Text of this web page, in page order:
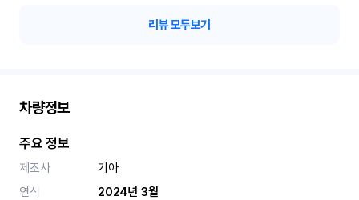
리뷰 모두보기
차량정보
주요 정보
제조사
기아
연식
2024년 3월